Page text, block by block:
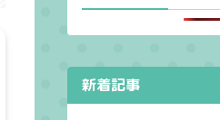
新着記事